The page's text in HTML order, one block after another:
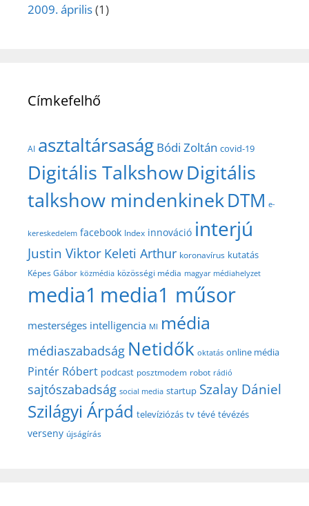
2009. április(1)
Címkefelhő
AI asztaltársaság Bódi Zoltán covid-19
Digitális TalkshowDigitális
talkshow mindenkinekDTM e-
kereskedelem facebook Index innováció interjú
Justin Viktor Keleti Arthur koronavírus kutatás
Képes Gábor közmédia közösségi média magyar médiahelyzet
media1 media1 műsor
mesterséges intelligencia MI média
médiaszabadság Netidők oktatás online média
Pintér Róbert podcast posztmodem robot rádió
sajtószabadság social media startup Szalay Dániel
Szilágyi Árpád televíziózás tv tévé tévézés
verseny újságírás